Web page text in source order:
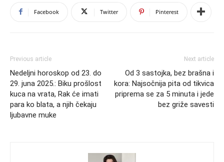
Facebook Twitter Pinterest
Previous article
Nedeljni horoskop od 23. do
29. juna 2025.: Biku prošlost
kuca na vrata, Rak će imati
para ko blata, a njih čekaju
ljubavne muke
Next article
Od 3 sastojka, bez brašna i
kora: Najsočnija pita od tikvica
priprema se za 5 minuta i jede
bez griže savesti